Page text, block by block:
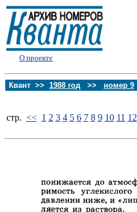
О проекте
Квант >> 1988 год >> номер 9
стp. << 1 2 3 4 5 6 7 8 9 10 11 12